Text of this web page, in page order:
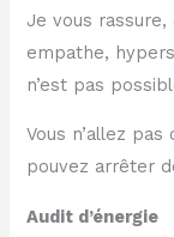
Je vous rassure,
empathe,
n’est pas
Vous n’allez
pouvez arrêter
Audit d’énergie